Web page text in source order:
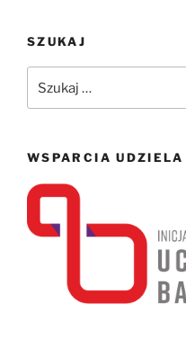
SZUKAJ
WSPARCIA UDZIELA